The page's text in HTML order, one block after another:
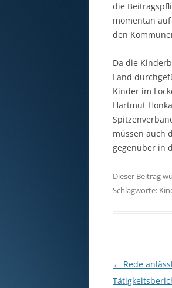
die
momentan
den
Da die
Land
Kinder im
Hartmut
müssen auch
gegenüber in
Dieser Beitrag
Schlagworte:
← Rede